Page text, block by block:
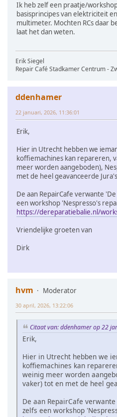
Ik heb zelf een praatje/
basisprincipes van elektriciteit
multimeter. Mochten RCs daar
laat het dan weten.
Erik Siegel
Repair Café Stadkamer Centrum -
ddenhamer
22 januari, 2026, 11:36:01
Erik,
Hier in Utrecht hebben we
koffiemachines kan repareren,
meer worden aangeboden),
met de heel geavanceerde
De aan RepairCafe verwante
een workshop 'Nespresso's
https://dereparatiebalie.nl/
Vriendelijke groeten van
Dirk
hvm
Moderator
30 april, 2026, 13:22:06
Citaat van: ddenhamer op 22
Erik,
Hier in Utrecht hebben we
koffiemachines kan
weinig meer worden
vaker) tot en met de heel
De aan RepairCafe
zelfs een workshop